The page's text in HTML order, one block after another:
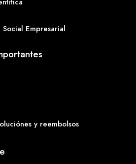
Empresarial
y reembolsos